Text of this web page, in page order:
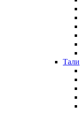
Тали